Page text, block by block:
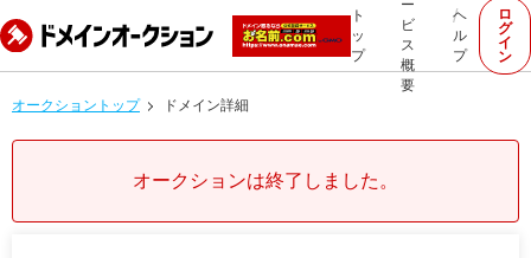
ト
ッ
プ
ー
ビ
ス
概
要
ヘ
ル
プ
ロ
グ
イ
ン
オークショントップ ドメイン詳細
オークションは終了しました。